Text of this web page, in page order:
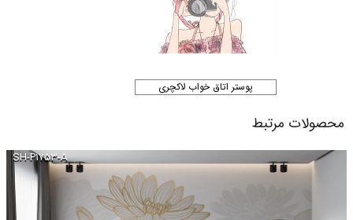
پوستر اتاق خواب لاکچری
محصولات مرتبط
SH-P۱۷۵۳-A